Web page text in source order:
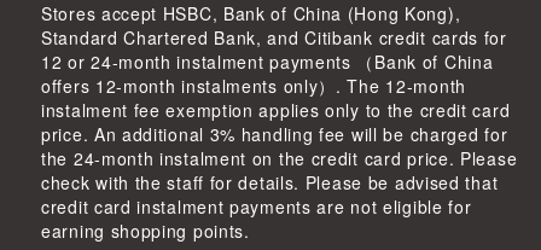
Stores accept HSBC, Bank of China (Hong Kong),
Standard Chartered Bank, and Citibank credit cards for
12 or 24-month instalment payments （Bank of China
offers 12-month instalments only）. The 12-month
instalment fee exemption applies only to the credit card
price. An additional 3% handling fee will be charged for
the 24-month instalment on the credit card price. Please
check with the staff for details. Please be advised that
credit card instalment payments are not eligible for
earning shopping points.